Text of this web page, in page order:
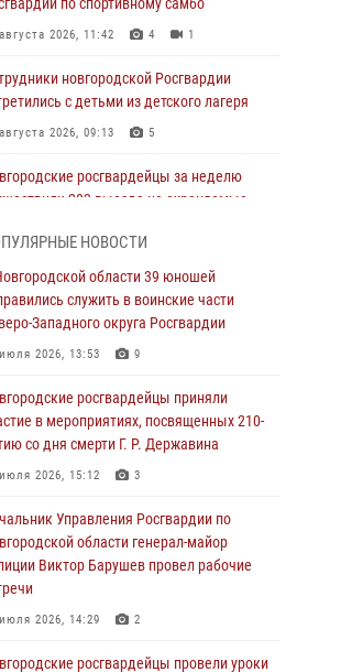
2026, 11:42 4 1
новгородской Росгвардии
с детьми из детского лагеря
2026, 09:13 5
росгвардейцы за неделю
203 выезда на охраняемые
программы "Новости дня" на
"Радио53" от 30 июля 2026 года.
призывники приняли присягу в
2026, 16:00 1
Новгороде сотрудники центра
провели телефонную «горячую
2026, 14:36 1
росгвардейцы рассказали о
2026, 08:40 5
НОВОСТИ
области 39 юношей
служить в воинские части
Западного округа Росгвардии
2026, 13:53 9
росгвардейцы приняли
в мероприятиях, посвященных 210-
со дня смерти Г. Р. Державина
2026, 15:12 3
Управления Росгвардии по
области генерал-майор
Виктор Барушев провел рабочие
2026, 14:29 2
росгвардейцы провели уроки